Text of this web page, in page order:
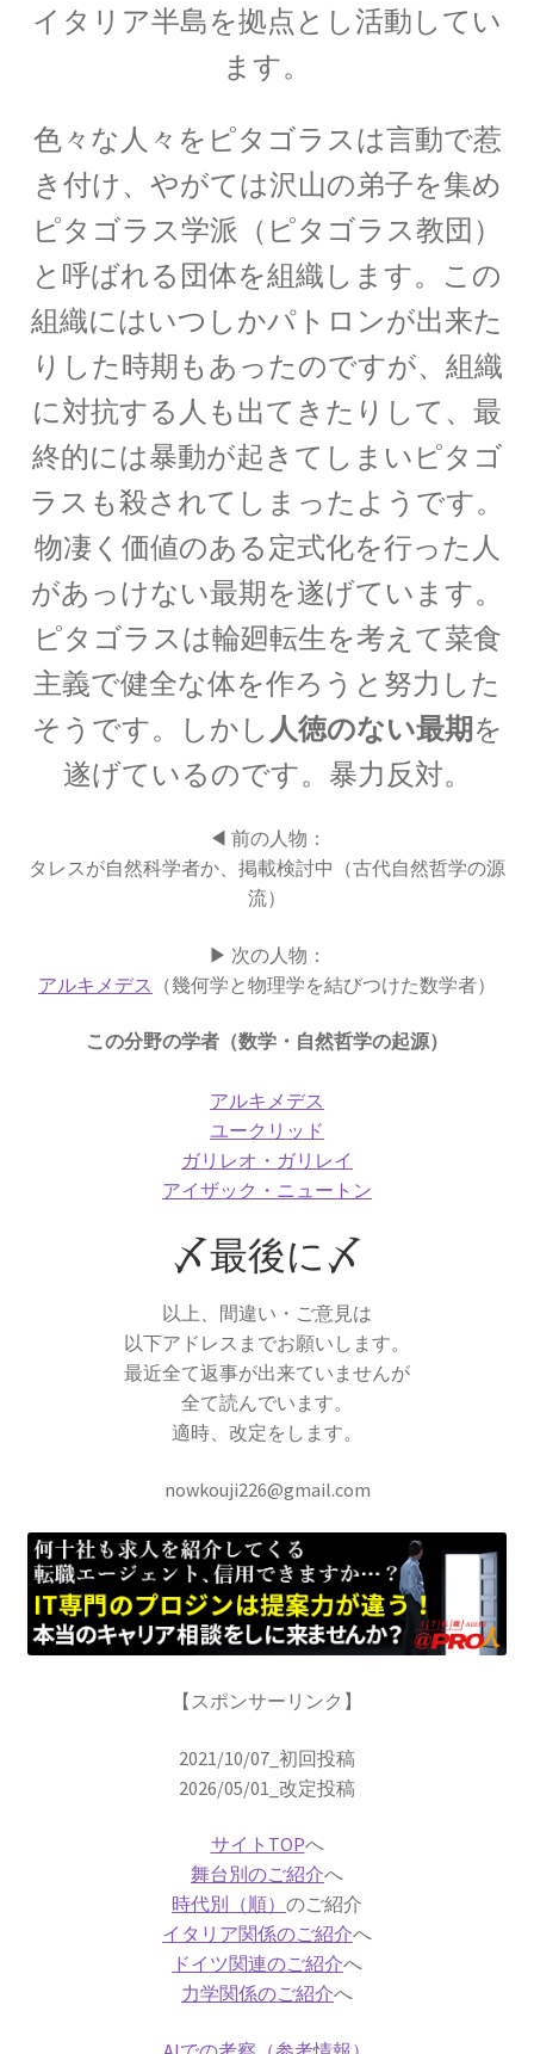
W・C・ヴィーン
【黒体放射の研究やウィーンの法則
をもたらした物性研究の先駆者】
W・E・パウリ
【微細定数 1/137.036…｜新たな概念として排他
律とパリティーを発見】
【トピック‐初稿2020年度11月】
量子計算機実用化の波_活用事例
お問い合わせ等もろもろ _他
【書評・トピックの情報も残しま
す】
【明治時代の創設期に東京大学で若者を育てま
した】
アイザック・アシモフ
【「ロボット3原則」で有名なSF作家】
アイザック・ニュートン
【微積分を駆使して空間・時間・力
を明確に定式化】
アイザック・バロー
た】
アイナー・ヘルツシュプルング
アウグスト・ピカール
【深海と成層圏に挑んだ物理学者にして冒険
家】
アメリカ関係の物理学者のまとめ
イタリア半島を拠点とし活動してい
ます。
色々な人々をピタゴラスは言動で惹
き付け、やがては沢山の弟子を集め
ピタゴラス学派（ピタゴラス教団）
と呼ばれる団体を組織します。この
組織にはいつしかパトロンが出来た
りした時期もあったのですが、組織
に対抗する人も出てきたりして、最
終的には暴動が起きてしまいピタゴ
ラスも殺されてしまったようです。
物凄く価値のある定式化を行った人
があっけない最期を遂げています。
ピタゴラスは輪廻転生を考えて菜食
主義で健全な体を作ろうと努力した
そうです。しかし 人徳のない最期を
遂げているのです。暴力反対。
◀ 前の人物：
タレスが自然科学者か、掲載検討中（古代自然哲学の源
流）
▶ 次の人物：
アルキメデス
（幾何学と物理学を結びつけた数学者）
この分野の学者（数学・自然哲学の起源）
アルキメデス
ユークリッド
ガリレオ・ガリレイ
アイザック・ニュートン
〆最後に〆
以上、間違い・ご意見は
以下アドレスまでお願いします。
最近全て返事が出来ていませんが
全て読んでいます。
適時、改定をします。
nowkouji226@gmail.com
【スポンサーリンク】
2021/10/07_初回投稿
2026/05/01_改定投稿
サイトTOPへ
舞台別のご紹介へ
時代別（順） のご紹介
イタリア関係のご紹介へ
ドイツ関連のご紹介へ
力学関係のご紹介へ